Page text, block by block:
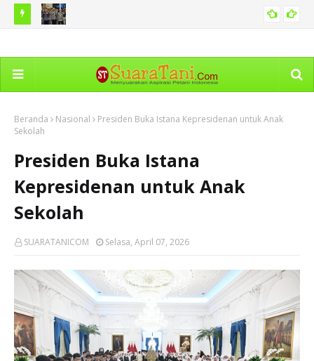
Pengelolaan Pelayanan Informasi
Beranda Nasional
Presiden Buka Istana Kepresidenan untuk Anak
Sekolah
Presiden Buka Istana
Kepresidenan untuk Anak
Sekolah
SUARATANICOM Selasa, April 07, 2026